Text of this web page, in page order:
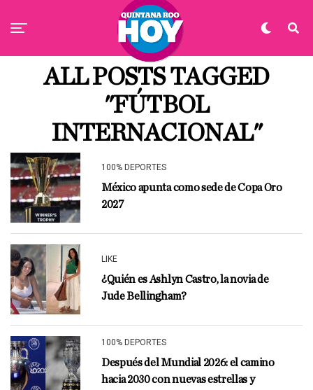
ALL POSTS TAGGED
"FÚTBOL
INTERNACIONAL"
100% DEPORTES
México apunta como sede de Copa Oro
2027
LIKE
¿Quién es Ashlyn Castro, la novia de
Jude Bellingham?
100% DEPORTES
Después del Mundial 2026: el camino
hacia 2030 con nuevas estrellas y